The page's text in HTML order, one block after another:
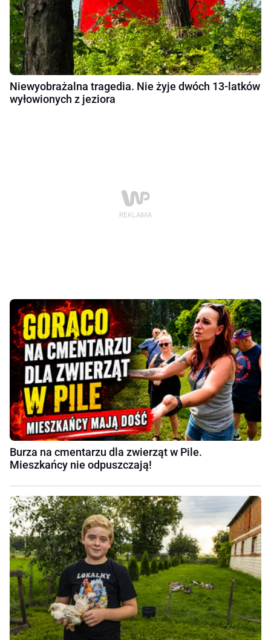
Niewyobrażalna tragedia. Nie żyje dwóch 13-latków
wyłowionych z jeziora
Burza na cmentarzu dla zwierząt w Pile.
Mieszkańcy nie odpuszczają!